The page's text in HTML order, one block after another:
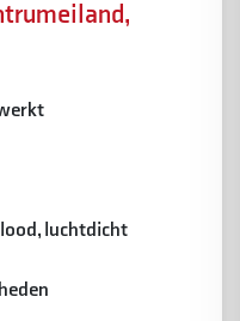
luchtdicht